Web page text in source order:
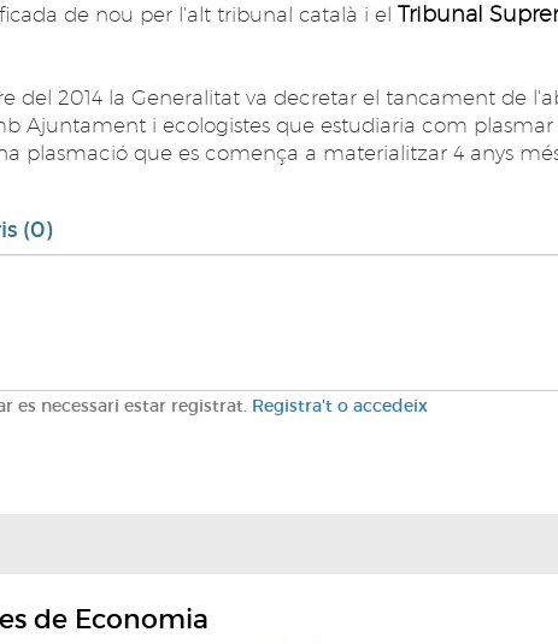
de nou per l'alt tribunal català i el Tribunal
del 2014 la Generalitat va decretar el tancament de
Ajuntament i ecologistes que estudiaria com plasmar
plasmació que es comença a materialitzar 4 anys
(0)
es necessari estar registrat. Registra't o accedeix
de Economia